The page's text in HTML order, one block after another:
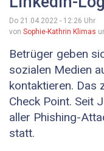
Do 21.04.2022 - 12:26 Uhr
von Sophie-Kathrin Klimas
Betrüger geben
sozialen Medien
kontaktieren. Das
Check Point. Seit
aller Phishing-
statt.